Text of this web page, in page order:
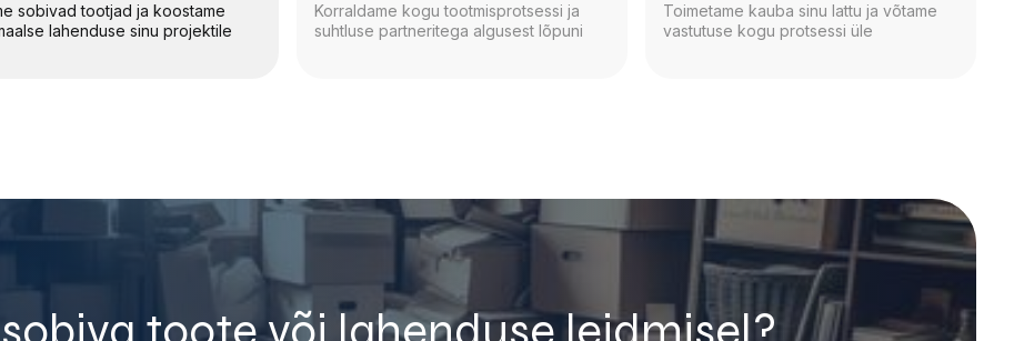
sobivad tootjad ja koostame
lahenduse sinu projektile
Korraldame kogu tootmisprotsessi ja
suhtluse partneritega algusest lõpuni
Toimetame kauba sinu lattu ja võtame
vastutuse kogu protsessi üle